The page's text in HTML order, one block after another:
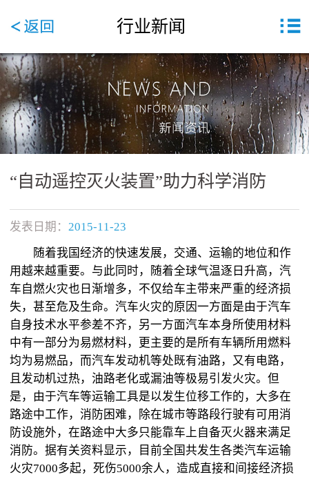
行业新闻
“自动遥控灭火装置”助力科学消防
发表日期： 2015-11-23
随着我国经济的快速发展，交通、运输的地位和作
用越来越重要。与此同时，随着全球气温逐日升高，汽
车自燃火灾也日渐增多，不仅给车主带来严重的经济损
失，甚至危及生命。汽车火灾的原因一方面是由于汽车
自身技术水平参差不齐，另一方面汽车本身所使用材料
中有一部分为易燃材料，更主要的是所有车辆所用燃料
均为易燃品，而汽车发动机等处既有油路，又有电路，
且发动机过热，油路老化或漏油等极易引发火灾。但
是，由于汽车等运输工具是以发生位移工作的，大多在
路途中工作，消防困难，除在城市等路段行驶有可用消
防设施外，在路途中大多只能靠车上自备灭火器来满足
消防。据有关资料显示，目前全国共发生各类汽车运输
火灾7000多起，死伤5000余人，造成直接和间接经济损